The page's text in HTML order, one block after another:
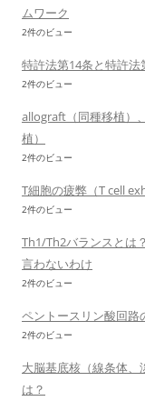
ムワーク
2件のビュー
特許法第14条と特許法
2件のビュー
allograft（同種移植）
植）
2件のビュー
T細胞の疲弊（T cell
2件のビュー
Th1/Th2バランスとは
言わないわけ
2件のビュー
ペントースリン酸回路
2件のビュー
大脳基底核（線条体、
は？